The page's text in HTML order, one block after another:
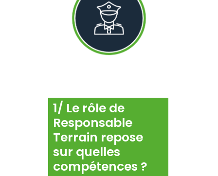
1/ Le rôle de
Responsable
Terrain repose
sur quelles
compétences ?